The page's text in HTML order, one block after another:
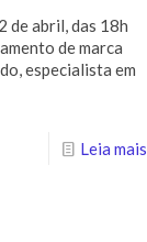
de abril, das 18h
de marca
especialista em
Leia mais